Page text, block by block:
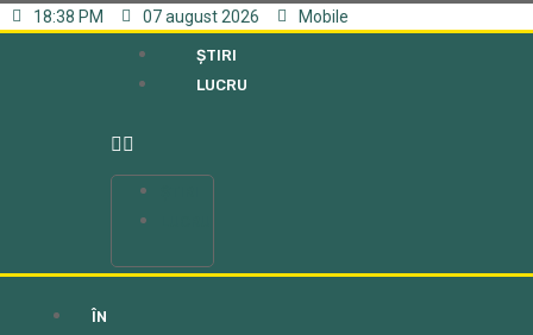
18:38 PM 07 august 2026 Mobile
ȘTIRI
LUCRU
ÎN